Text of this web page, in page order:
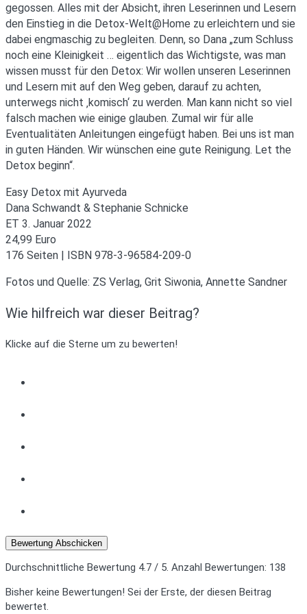
gegossen. Alles mit der Absicht, ihren Leserinnen und Lesern
den Einstieg in die Detox-Welt@Home zu erleichtern und sie
dabei engmaschig zu begleiten. Denn, so Dana „zum Schluss
noch eine Kleinigkeit … eigentlich das Wichtigste, was man
wissen musst für den Detox: Wir wollen unseren Leserinnen
und Lesern mit auf den Weg geben, darauf zu achten,
unterwegs nicht ‚komisch‘ zu werden. Man kann nicht so viel
falsch machen wie einige glauben. Zumal wir für alle
Eventualitäten Anleitungen eingefügt haben. Bei uns ist man
in guten Händen. Wir wünschen eine gute Reinigung. Let the
Detox beginn“.
Easy Detox mit Ayurveda
Dana Schwandt & Stephanie Schnicke
ET 3. Januar 2022
24,99 Euro
176 Seiten | ISBN 978-3-96584-209-0
Fotos und Quelle: ZS Verlag, Grit Siwonia, Annette Sandner
Wie hilfreich war dieser Beitrag?
Klicke auf die Sterne um zu bewerten!
Bewertung Abschicken
Durchschnittliche Bewertung 4.7 / 5. Anzahl Bewertungen: 138
Bisher keine Bewertungen! Sei der Erste, der diesen Beitrag
bewertet.